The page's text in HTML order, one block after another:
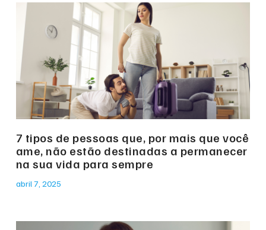
7 tipos de pessoas que, por mais que você
ame, não estão destinadas a permanecer
na sua vida para sempre
abril 7, 2025